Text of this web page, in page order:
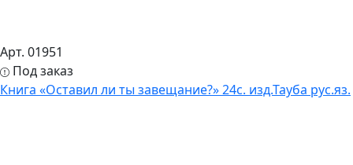
Арт. 01951
Под заказ
Книга «Оставил ли ты завещание?» 24с. изд.Тауба рус.яз.